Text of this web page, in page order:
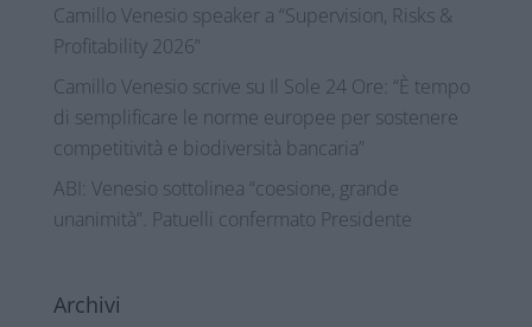
Camillo Venesio speaker a “Supervision, Risks &
Profitability 2026”
Camillo Venesio scrive su Il Sole 24 Ore: “È tempo
di semplificare le norme europee per sostenere
competitività e biodiversità bancaria”
ABI: Venesio sottolinea “coesione, grande
unanimità”. Patuelli confermato Presidente
Archivi